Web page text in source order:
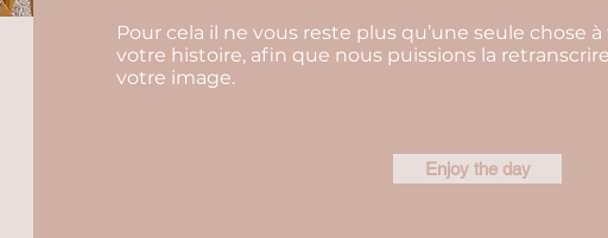
Pour cela il ne vous reste plus qu’une seule chose
votre histoire, afin que nous puissions la
votre image.
Enjoy the day